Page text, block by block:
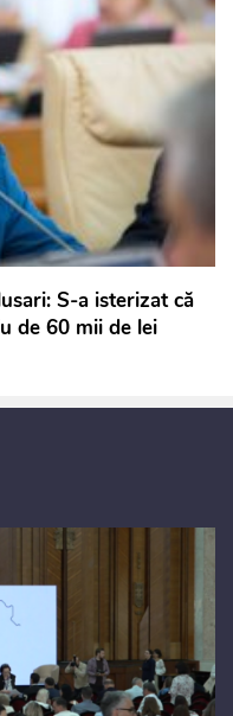
S-a isterizat că
de 60 mii de lei